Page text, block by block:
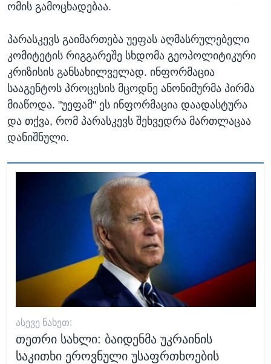
ომის გამოცხადებაა.
პარასკევს გაიმართება უეფას აღმასრულებელი
კომიტეტის რიგგარეშე სხდომა გეოპოლიტიკური
კრიზისის განსახილველად. ინფორმაცია
სააგენტოს პროცესის მცოდნე ანონიმურმა პირმა
მიაწოდა. "უეფამ" ეს ინფორმაცია დაადასტურა
და თქვა, რომ პარასკევს შეხვედრა მართლაცაა
დანიშნული.
ᲐᲡᲔᲕᲔ ᲜᲐᲮᲔᲗ:
თეთრი სახლი: ბაიდენმა უკრაინის
საკითხი ეროვნული უსაფრთხოების